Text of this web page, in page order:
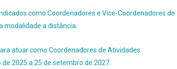
como Coordenadores e Vice-Coordenadores de
modalidade a distância.
atuar como Coordenadores de Atividades
2025 a 25 de setembro de 2027.